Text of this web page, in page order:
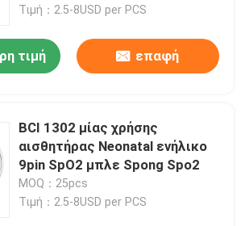
δερμάτων
Τιμή：2.5-8USD per PCS
τιμή επαφή
BCI 1302 μίας χρήσης
αισθητήρας Neonatal ενήλικο
9pin SpO2 μπλε Spong Spo2
MOQ：25pcs
Τιμή：2.5-8USD per PCS